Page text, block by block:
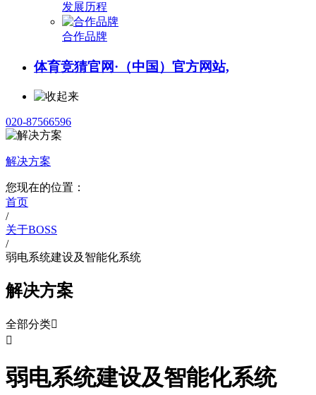
发展历程
合作品牌
体育竞猜官网·（中国）官方网站,
020-87566596
解决方案
您现在的位置：
首页
/
关于BOSS
/
弱电系统建设及智能化系统
解决方案
全部分类

弱电系统建设及智能化系统